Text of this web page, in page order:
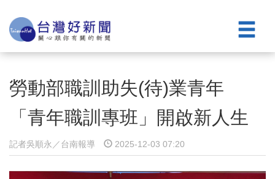
勞動部職訓助失(待)業青年
「青年職訓專班」開啟新人生
記者吳順永／台南報導 2025-12-03 07:20